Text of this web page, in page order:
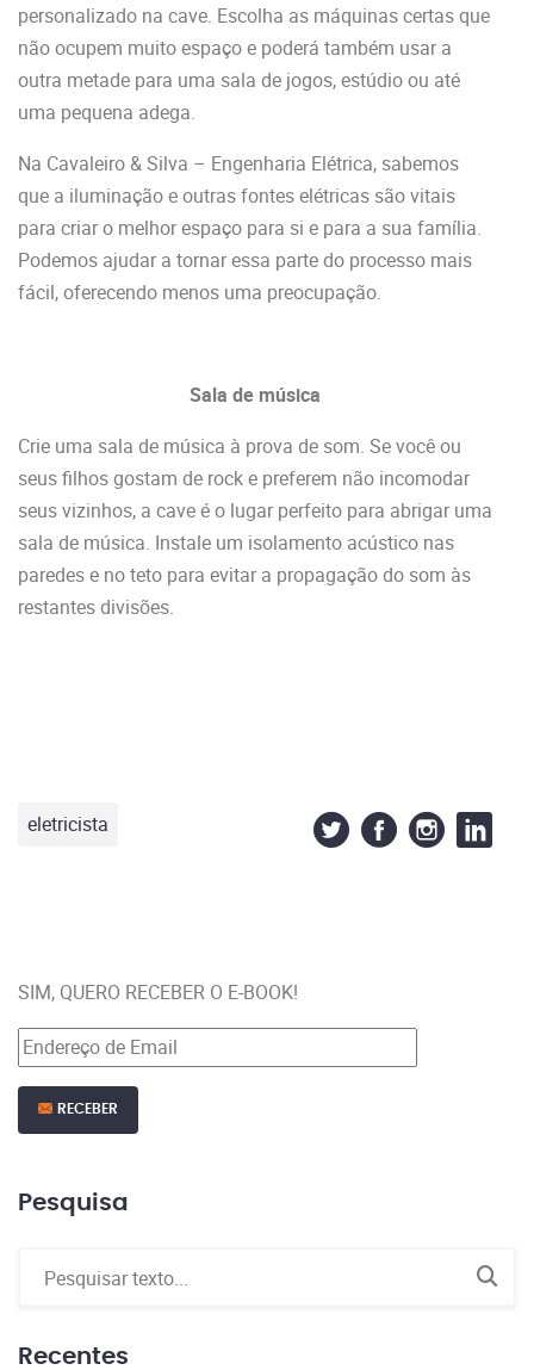
personalizado na cave. Escolha as máquinas certas que
não ocupem muito espaço e poderá também usar a
outra metade para uma sala de jogos, estúdio ou até
uma pequena adega.
Na Cavaleiro & Silva – Engenharia Elétrica, sabemos
que a iluminação e outras fontes elétricas são vitais
para criar o melhor espaço para si e para a sua família.
Podemos ajudar a tornar essa parte do processo mais
fácil, oferecendo menos uma preocupação.
Sala de música
Crie uma sala de música à prova de som. Se você ou
seus filhos gostam de rock e preferem não incomodar
seus vizinhos, a cave é o lugar perfeito para abrigar uma
sala de música. Instale um isolamento acústico nas
paredes e no teto para evitar a propagação do som às
restantes divisões.
eletricista
SIM, QUERO RECEBER O E-BOOK!
RECEBER
Pesquisa
Recentes